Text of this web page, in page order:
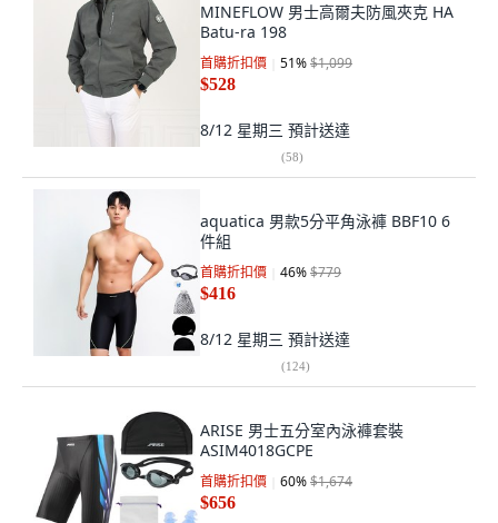
MINEFLOW 男士高爾夫防風夾克 HA
Batu-ra 198
首購折扣價 51%$1,099
$528
8/12 星期三 預計送達
(58)
aquatica 男款5分平角泳褲 BBF10 6
件組
首購折扣價 46%$779
$416
8/12 星期三 預計送達
(124)
ARISE 男士五分室內泳褲套裝
ASIM4018GCPE
首購折扣價 60%$1,674
$656